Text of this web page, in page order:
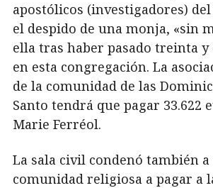
apostólicos (investigadores)
el despido de una monja, «sin
ella tras haber pasado treinta y
en esta congregación. La
de la comunidad de las
Santo tendrá que pagar 33.622
Marie Ferréol.
La sala civil condenó también a
comunidad religiosa a pagar a